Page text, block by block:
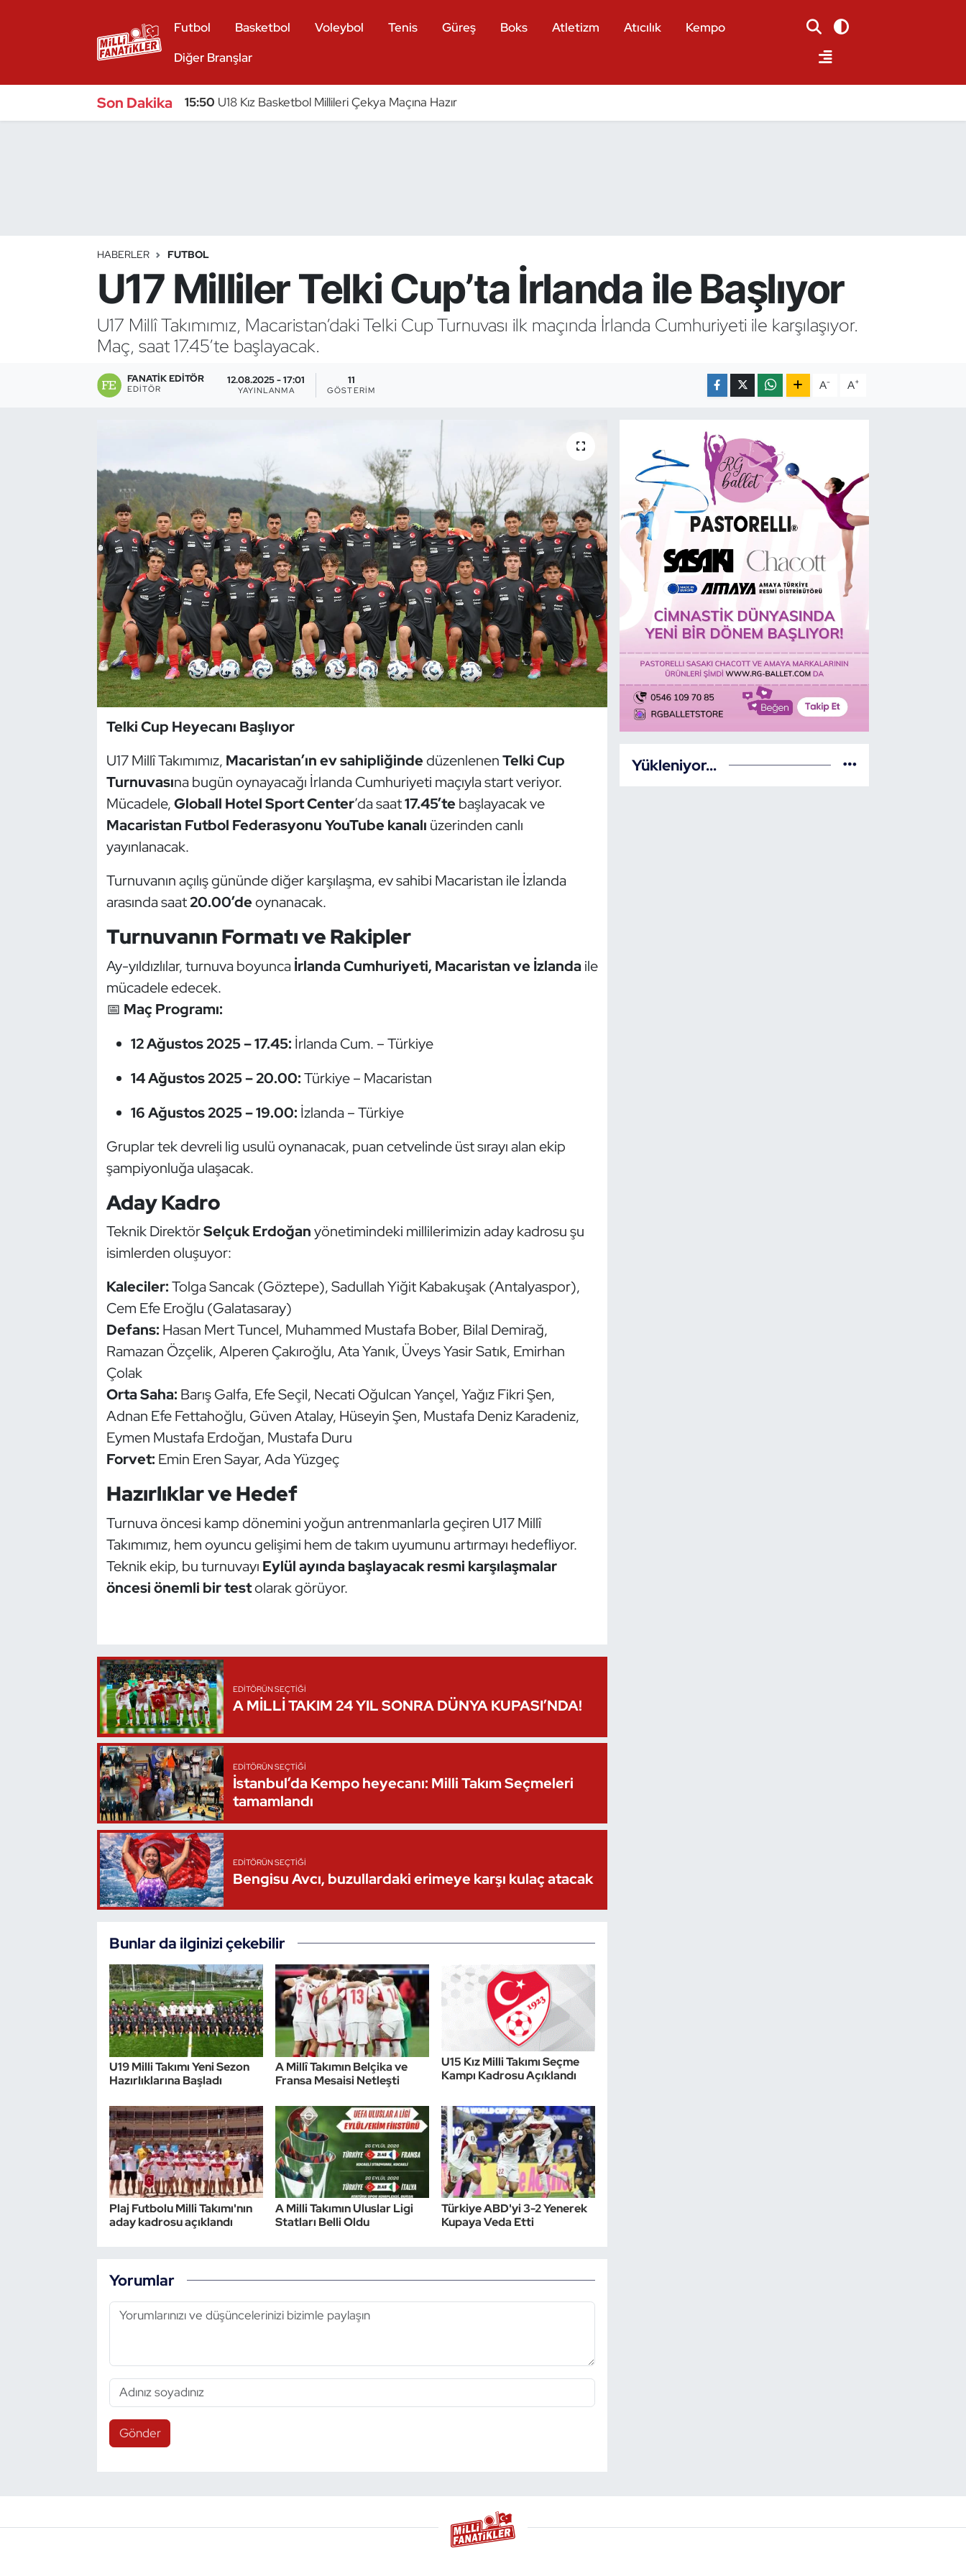
Futbol Basketbol Voleybol Tenis Güreş Boks Atletizm Atıcılık
Kempo
Diğer Branşlar
Son Dakika 15:50 U18 Kız Basketbol Millileri Çekya Maçına Hazır
HABERLER FUTBOL
U17 Milliler Telki Cup’ta İrlanda ile Başlıyor
U17 Millî Takımımız, Macaristan’daki Telki Cup Turnuvası ilk maçında İrlanda Cumhuriyeti ile karşılaşıyor.
Maç, saat 17.45’te başlayacak.
FANATIK EDITÖR
EDITÖR
12.08.2025 - 17:01
YAYINLANMA
11
GÖSTERIM A- A+
Telki Cup Heyecanı Başlıyor
U17 Millî Takımımız, Macaristan’ın ev sahipliğindedüzenlenenTelki Cup
Turnuvasına bugün oynayacağı İrlanda Cumhuriyeti maçıyla start veriyor.
Mücadele,Globall Hotel Sport Center’da saat17.45’te başlayacak ve
Macaristan Futbol Federasyonu YouTube kanalı üzerinden canlı
yayınlanacak.
Turnuvanın açılış gününde diğer karşılaşma, ev sahibi Macaristan ile İzlanda
arasında saat20.00’deoynanacak.
Turnuvanın Formatı ve Rakipler
Ay-yıldızlılar, turnuva boyunca İrlanda Cumhuriyeti, Macaristan ve İzlandaile
mücadele edecek.
📅 Maç Programı:
12 Ağustos 2025 – 17.45: İrlanda Cum. – Türkiye
14 Ağustos 2025 – 20.00:Türkiye – Macaristan
16 Ağustos 2025 – 19.00: İzlanda – Türkiye
Gruplar tek devreli lig usulü oynanacak, puan cetvelinde üst sırayı alan ekip
şampiyonluğa ulaşacak.
Aday Kadro
Teknik DirektörSelçuk Erdoğanyönetimindeki millilerimizin aday kadrosu şu
isimlerden oluşuyor:
Kaleciler:Tolga Sancak (Göztepe), Sadullah Yiğit Kabakuşak (Antalyaspor),
Cem Efe Eroğlu (Galatasaray)
Defans: Hasan Mert Tuncel, Muhammed Mustafa Bober, Bilal Demirağ,
Ramazan Özçelik, Alperen Çakıroğlu, Ata Yanık, Üveys Yasir Satık, Emirhan
Çolak
Orta Saha: Barış Galfa, Efe Seçil, Necati Oğulcan Yançel, Yağız Fikri Şen,
Adnan Efe Fettahoğlu, Güven Atalay, Hüseyin Şen, Mustafa Deniz Karadeniz,
Eymen Mustafa Erdoğan, Mustafa Duru
Forvet: Emin Eren Sayar, Ada Yüzgeç
Hazırlıklar ve Hedef
Turnuva öncesi kamp dönemini yoğun antrenmanlarla geçiren U17 Millî
Takımımız, hem oyuncu gelişimi hem de takım uyumunu artırmayı hedefliyor.
Teknik ekip, bu turnuvayı Eylül ayında başlayacak resmi karşılaşmalar
öncesi önemli bir testolarak görüyor.
EDITÖRÜN SEÇTIĞI
A MİLLİ TAKIM 24 YIL SONRA DÜNYA KUPASI’NDA!
EDITÖRÜN SEÇTIĞI
İstanbul’da Kempo heyecanı: Milli Takım Seçmeleri
tamamlandı
EDITÖRÜN SEÇTIĞI
Bengisu Avcı, buzullardaki erimeye karşı kulaç atacak
Bunlar da ilginizi çekebilir
U19 Milli Takımı Yeni Sezon
Hazırlıklarına Başladı
A Millî Takımın Belçika ve
Fransa Mesaisi Netleşti
U15 Kız Milli Takımı Seçme
Kampı Kadrosu Açıklandı
Plaj Futbolu Milli Takımı'nın
aday kadrosu açıklandı
A Milli Takımın Uluslar Ligi
Statları Belli Oldu
Türkiye ABD'yi 3-2 Yenerek
Kupaya Veda Etti
Yorumlar
Gönder
Yükleniyor...
Bocce Bowling Dart
Çim Hokeyi
Dans Sporları
Hava Sporları
İşitme Engelli Sporcular
Judo ve Kuraş
Modern Pentatlon
Motor Sporları
Özel Sporcular
Paralimpik
Sualtı Sporları
Vücut Geliştirme Fitness
Wushu Kungfu